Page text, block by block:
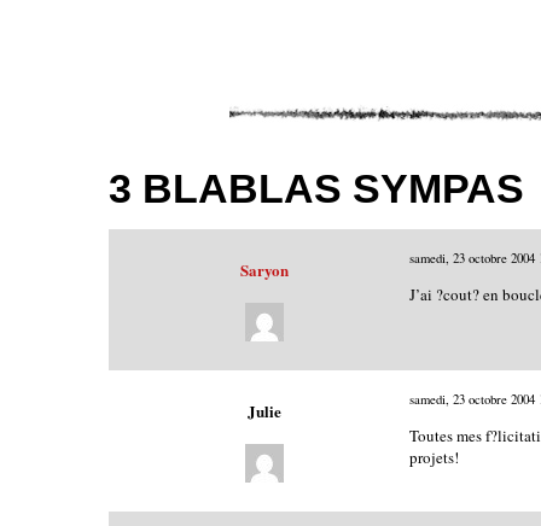
3 BLABLAS SYMPAS
Saryon samedi, 23 octobre 2004
J’ai ?cout? en
Julie samedi, 23 octobre 2004
Toutes mes
projets!